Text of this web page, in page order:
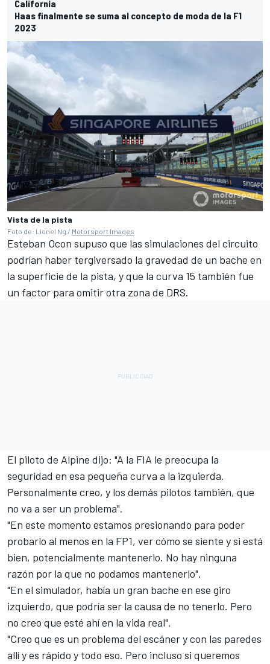
California
Haas finalmente se suma al concepto de moda de la F1
2023
Vista de la pista
Foto de: Lionel Ng / Motorsport Images
Esteban Ocon supuso que las simulaciones del circuito
podrían haber tergiversado la gravedad de un bache en
la superficie de la pista, y que la curva 15 también fue
un factor para omitir otra zona de DRS.
El piloto de Alpine dijo: "A la FIA le preocupa la
seguridad en esa pequeña curva a la izquierda.
Personalmente creo, y los demás pilotos también, que
no va a ser un problema".
"En este momento estamos presionando para poder
probarlo al menos en la FP1, ver cómo se siente y si está
bien, potencialmente mantenerlo. No hay ninguna
razón por la que no podamos mantenerlo".
"En el simulador, había un gran bache en ese giro
izquierdo, que podría ser la causa de no tenerlo. Pero
no creo que esté ahí en la vida real".
"Creo que es un problema del escáner y con las paredes
allí y es rápido y todo eso. Pero incluso si queremos